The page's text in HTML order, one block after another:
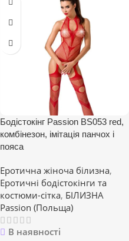
Бодістокінг Passion BS053 red,
комбінезон, імітація панчох і
пояса
Еротична жіноча білизна,
Еротичні бодістокінги та
костюми-сітка, БІЛИЗНА
Passion (Польща)
В наявності